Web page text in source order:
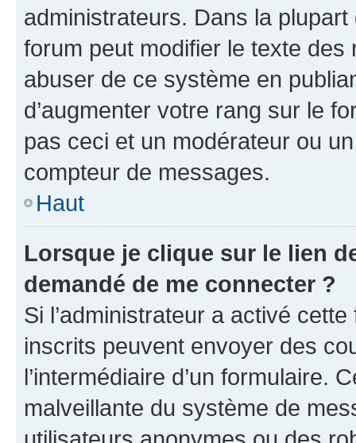
administrateurs. Dans la
forum peut modifier le texte
abuser de ce système en
d’augmenter votre rang sur le
pas ceci et un modérateur ou
compteur de messages.
Haut
Lorsque je clique sur le lien
demandé de me connecter ?
Si l’administrateur a activé
inscrits peuvent envoyer des
l’intermédiaire d’un formulaire.
malveillante du système de